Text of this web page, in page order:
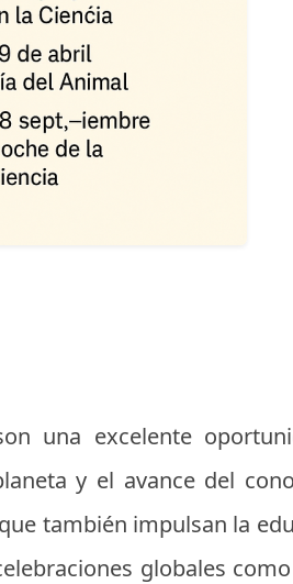
una excelente
y el avance del
también impulsan la
globales